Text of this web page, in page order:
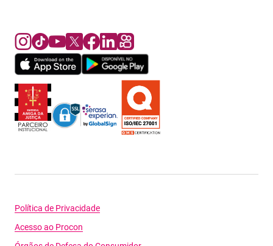
Política de Privacidade
Acesso ao Procon